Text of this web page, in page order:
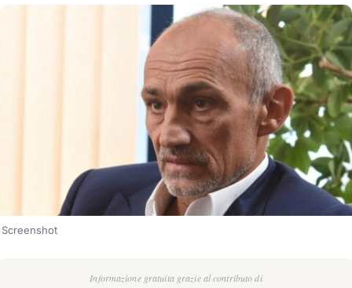
Screenshot
Informazione gratuita grazie al contributo di